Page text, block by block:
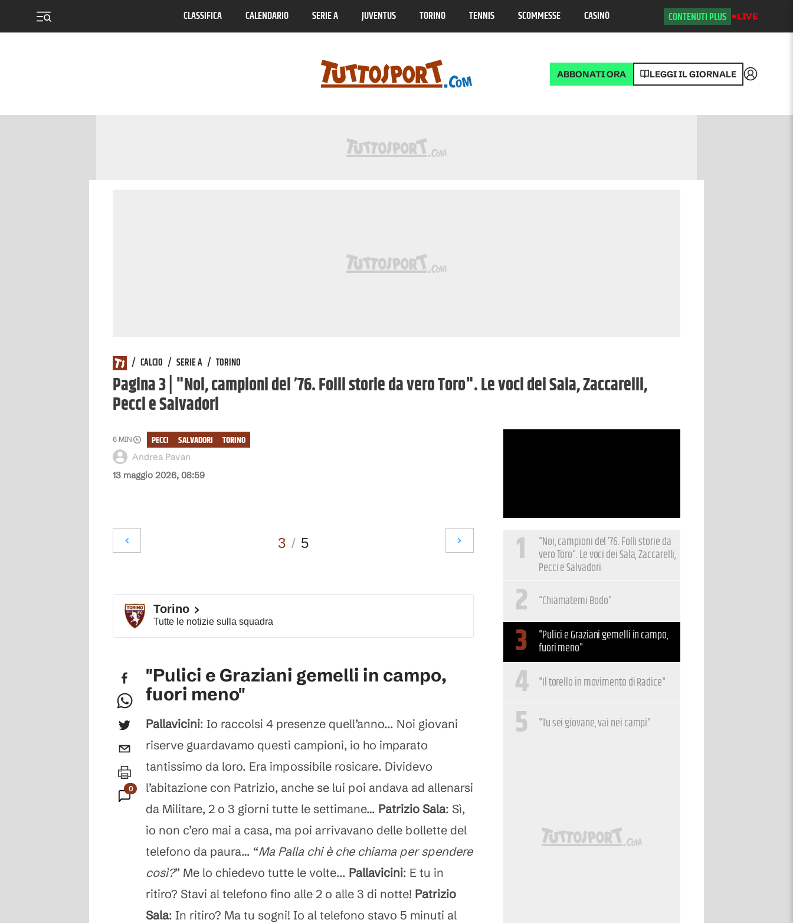
CLASSIFICA CALENDARIO SERIE A JUVENTUS TORINO TENNIS SCOMMESSE CASINÒ CONTENUTI PLUS LIVE
ABBONATI ORA LEGGI IL GIORNALE Accedi
/ CALCIO / SERIE A / TORINO
Pagina 3 | "Noi, campioni del ’76. Folli storie da vero Toro". Le voci dei Sala, Zaccarelli,
Pecci e Salvadori
13 maggio 2026, 08:59
Andrea Pavan
6 MIN TORINO
SALVADORI
PECCI
3 / 5
Torino
Tutte le notizie sulla squadra
0
Commenti
"Pulici e Graziani gemelli in campo,
fuori meno"
Pallavicini: Io raccolsi 4 presenze quell’anno... Noi giovani
riserve guardavamo questi campioni, io ho imparato
tantissimo da loro. Era impossibile rosicare. Dividevo
l’abitazione con Patrizio, anche se lui poi andava ad allenarsi
da Militare, 2 o 3 giorni tutte le settimane… Patrizio Sala: Sì,
io non c’ero mai a casa, ma poi arrivavano delle bollette del
telefono da paura… “Ma Palla chi è che chiama per spendere
così?” Me lo chiedevo tutte le volte... Pallavicini: E tu in
ritiro? Stavi al telefono fino alle 2 o alle 3 di notte! Patrizio
Sala: In ritiro? Ma tu sogni! Io al telefono stavo 5 minuti al
1 "Noi, campioni del ’76. Folli storie da
vero Toro". Le voci dei Sala, Zaccarelli,
Pecci e Salvadori
2 "Chiamatemi Bodo"
3 "Pulici e Graziani gemelli in campo,
fuori meno"
4 "Il torello in movimento di Radice"
5 "Tu sei giovane, vai nei campi"